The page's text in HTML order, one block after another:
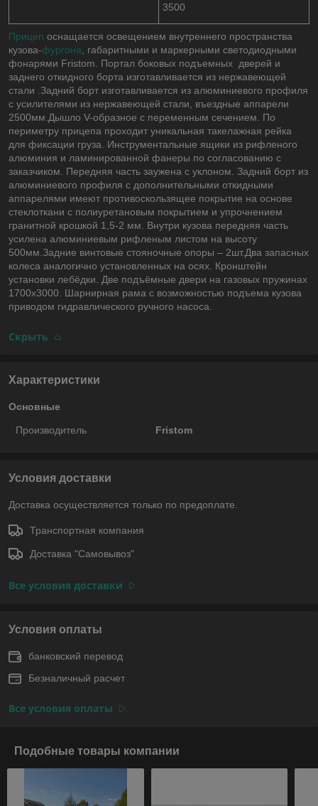
3500
Прицеп оснащается освещением внутреннего пространства
кузова-фургона , габаритными и маркерными светодиодными
фонарями Fristom. Портал боковых подъемных дверей и
заднего откидного борта изготавливается из нержавеющей
стали .Задний борт изготавливается из алюминиевого профиля
с усилителями из нержавеющей стали, въездные аппарели
2500мм.Дышло V-образное с переменным сечением. По
периметру прицепа проходит уникальная такелажная рейка
для фиксации груза. Инструментальные ящики из рифленого
алюминия и ламинированной фанеры по согласованию с
заказчиком. Передняя часть заужена с уклоном. Задний борт из
алюминиевого профиля с дополнительными откидными
аппарелями имеют противоскользящее покрытие на основе
стеклоткани с полиуретановым покрытием и упрочнением
гранитной крошкой 1,5-2 мм. Внутри кузова передняя часть
усилена алюминиевым рифленым листом на высоту
500мм.Задние винтовые стояночные опоры – 2шт.Два запасных
колеса аналогично установленных на осях. Кронштейн
установки лебёдки. Две подъёмные двери на газовых пружинах
1700х3000. Шарнирная рама с возможностью подъема кузова
приводом гидравлического ручного насоса.
Скрыть
Характеристики
Основные
Производитель Fristom
Условия доставки
Доставка осуществляется только по предоплате.
Транспортная компания
Доставка "Самовывоз"
Все условия доставки
Условия оплаты
банковский перевод
Безналичный расчет
Все условия оплаты
Подобные товары компании